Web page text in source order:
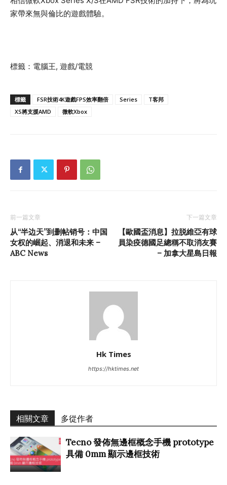
家帶來無與倫比的遊戲體驗。
標籤：電腦王, 遊戲/電競
標籤 FSR技術4K遊戲FPS效率翻倍 Series
T客邦
XS將支援AMD
微軟Xbox
前一篇文章
从“半边天”到删帖销号：中国
女权的崛起、消退和未来 –
ABC News
下一篇文章
【歐國盃消息】拉脱維亞有球
員染疫德國足總稱不取消友賽
– 加拿大星島日報
Hk Times
https://hktimes.net
相關文章 多從作者
Tecno 發佈無邊框概念手機 prototype
具備 0mm 顯示邊框技術